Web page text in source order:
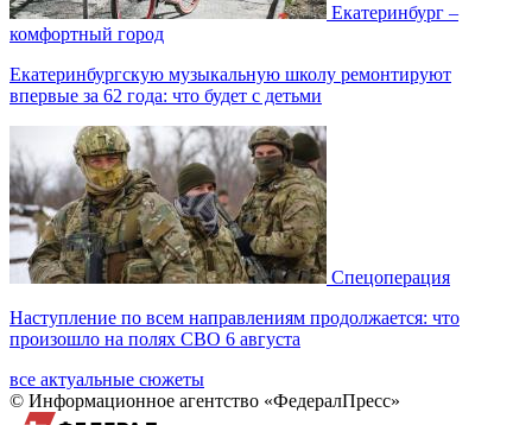
Екатеринбург –
комфортный город
Екатеринбургскую музыкальную школу ремонтируют
впервые за 62 года: что будет с детьми
Спецоперация
Наступление по всем направлениям продолжается: что
произошло на полях СВО 6 августа
все актуальные сюжеты
© Информационное агентство «ФедералПресс»